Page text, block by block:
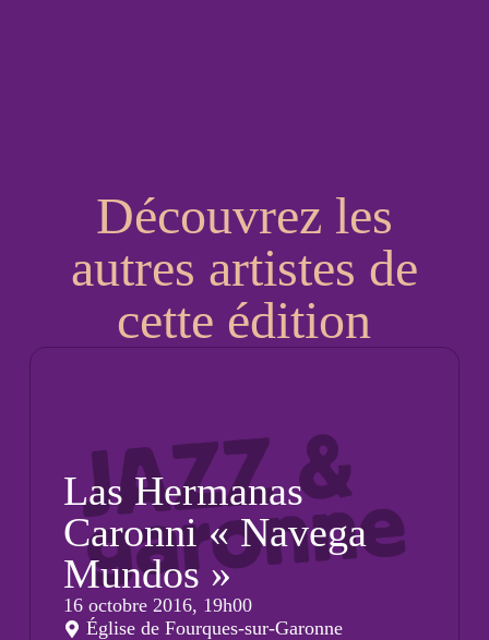
Découvrez les
autres artistes de
cette édition
Las Hermanas
Caronni « Navega
Mundos »
16 octobre 2016, 19h00
Église de Fourques-sur-Garonne